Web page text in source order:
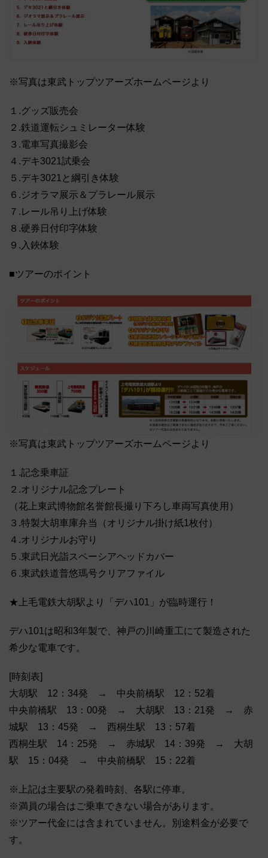
※写真は東武トップツアーズホームページより
１.グッズ販売会
２.鉄道運転シュミレーター体験
３.電車写真撮影会
４.デキ3021試乗会
５.デキ3021と綱引き体験
６.ジオラマ展示＆プラレール展示
７.レール吊り上げ体験
８.硬券日付印字体験
９.入鋏体験
■ツアーのポイント
※写真は東武トップツアーズホームページより
１.記念乗車証
２.オリジナル記念プレート
（花上東武博物館名誉館長撮り下ろし車両写真使用）
３.特製大胡車庫弁当（オリジナル掛け紙1枚付）
４.オリジナルお守り
５.東武日光詣スペーシアヘッドカバー
６.東武鉄道普悠瑪号クリアファイル
★上毛電鉄大胡駅より「デハ101」が臨時運行！
デハ101は昭和3年製で、神戸の川崎重工にて製造された
希少な電車です。
[時刻表]
大胡駅 12：34発 → 中央前橋駅 12：52着
中央前橋駅 13：00発 → 大胡駅 13：21発 → 赤
城駅 13：45発 → 西桐生駅 13：57着
西桐生駅 14：25発 → 赤城駅 14：39発 → 大胡
駅 15：04発 → 中央前橋駅 15：22着
※上記は主要駅の発着時刻、各駅に停車。
※満員の場合はご乗車できない場合があります。
※ツアー代金には含まれていません。別途料金が必要で
す。